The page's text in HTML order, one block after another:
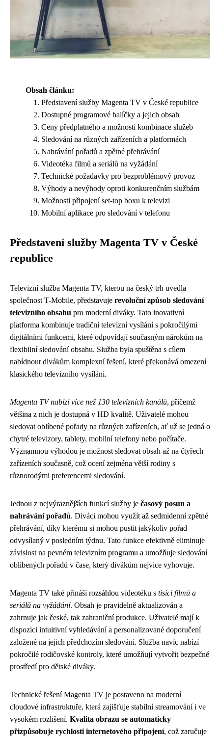
Obsah článku:
Představení služby Magenta TV v České republice
Dostupné programové balíčky a jejich obsah
Ceny předplatného a možnosti kombinace služeb
Sledování na různých zařízeních a platformách
Nahrávání pořadů a zpětné přehrávání
Videotéka filmů a seriálů na vyžádání
Technické požadavky pro bezproblémový provoz
Výhody a nevýhody oproti konkurenčním službám
Možnosti připojení set-top boxu k televizi
Mobilní aplikace pro sledování v telefonu
Představení služby Magenta TV v České
republice
Televizní služba Magenta TV, kterou na český trh uvedla
společnost T-Mobile, představuje revoluční způsob sledování
televizního obsahu pro moderní diváky. Tato inovativní
platforma kombinuje tradiční televizní vysílání s pokročilými
digitálními funkcemi, které odpovídají současným nárokům na
flexibilní sledování obsahu. Služba byla spuštěna s cílem
nabídnout divákům komplexní řešení, které překonává omezení
klasického televizního vysílání.
Magenta TV nabízí více než 130 televizních kanálů, přičemž
většina z nich je dostupná v HD kvalitě. Uživatelé mohou
sledovat oblíbené pořady na různých zařízeních, ať už se jedná o
chytré televizory, tablety, mobilní telefony nebo počítače.
Významnou výhodou je možnost sledovat obsah až na čtyřech
zařízeních současně, což ocení zejména větší rodiny s
různorodými preferencemi sledování.
Jednou z nejvýraznějších funkcí služby je časový posun a
nahrávání pořadů. Diváci mohou využít až sedmidenní zpětné
přehrávání, díky kterému si mohou pustit jakýkoliv pořad
odvysílaný v posledním týdnu. Tato funkce efektivně eliminuje
závislost na pevném televizním programu a umožňuje sledování
oblíbených pořadů v čase, který divákům nejvíce vyhovuje.
Magenta TV také přináší rozsáhlou videotéku s tisíci filmů a
seriálů na vyžádání. Obsah je pravidelně aktualizován a
zahrnuje jak české, tak zahraniční produkce. Uživatelé mají k
dispozici intuitivní vyhledávání a personalizované doporučení
založené na jejich předchozím sledování. Služba navíc nabízí
pokročilé rodičovské kontroly, které umožňují vytvořit bezpečné
prostředí pro dětské diváky.
Technické řešení Magenta TV je postaveno na moderní
cloudové infrastruktuře, která zajišťuje stabilní streamování i ve
vysokém rozlišení. Kvalita obrazu se automaticky
přizpůsobuje rychlosti internetového připojení, což zaručuje